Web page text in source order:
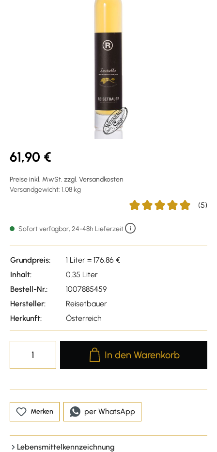
61,90 €
Preise inkl. MwSt. zzgl. Versandkosten
Versandgewicht: 1.08 kg
(5)
Sofort verfügbar, 24-48h Lieferzeit
Grundpreis:
1 Liter = 176,86 €
Inhalt:
0.35 Liter
Bestell-Nr.:
1007885459
Hersteller:
Reisetbauer
Herkunft:
Österreich
Produkt Anzahl: Gib den
In den Warenkorb
Merken per WhatsApp
Lebensmittelkennzeichnung